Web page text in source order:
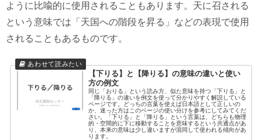
ように比喩的に使用されることもあります。天に召される
という意味では「天国への階段を昇る」などの表現で使用
されることもあるものです。
【下りる】と【降りる】の意味の違いと使い
方の例文
同じ「おりる」という読み方、似た意味を持つ「下りる」と
「降りる」の違いを例文を使って分かりやすく解説している
ページです。どっちの言葉を使えば日本語として正しいの
か、迷った方はこのページの使い分けを参考にしてみてくだ
さい。「下りる」と「降りる」という言葉は、どちらも物理
的・空間的に下に移動することを意味するという共通点があ
り、本来の意味は少し違いますが混同して使われる傾向があ
ります。